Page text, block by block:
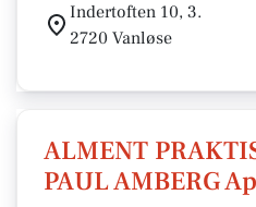
Indertoften 10, 3.
2720 Vanløse
ALMENT
PAUL AMBERG